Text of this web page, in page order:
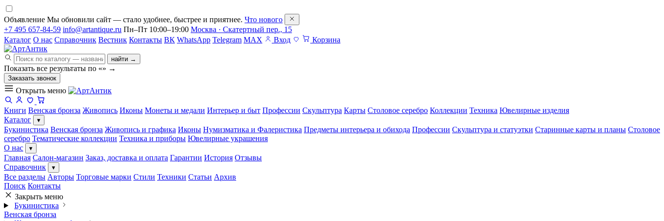
Объявление Мы обновили сайт — стало удобнее, быстрее и приятнее. Что нового
+7 495 657-84-59 info@artantique.ru Пн–Пт 10:00–19:00 Москва · Скатертный пер., 15
Каталог О нас Справочник Вестник Контакты ВК WhatsApp Telegram MAX Вход Корзина
найти →
Показать все результаты по «» →
Заказать звонок
Открыть меню
Книги Венская бронза Живопись Иконы Монеты и медали Интерьер и быт Профессии Скульптура Карты Столовое серебро Коллекции Техника Ювелирные изделия
Каталог
▾
Букинистика Венская бронза Живопись и графика Иконы Нумизматика и Фалеристика Предметы интерьера и обихода Профессии Скульптура и статуэтки Старинные карты и планы Столовое
серебро Тематические коллекции Техника и приборы Ювелирные украшения
О нас
▾
Главная Салон-магазин Заказ, доставка и оплата Гарантии История Отзывы
Справочник
▾
Все разделы Авторы Торговые марки Стили Техники Статьи Архив
Поиск Контакты
Закрыть меню
Букинистика
Венская бронза